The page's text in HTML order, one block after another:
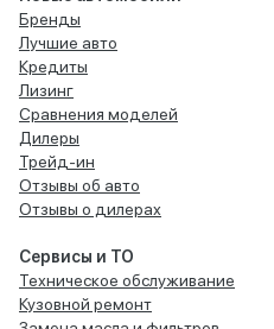
Бренды
Лучшие авто
Кредиты
Лизинг
Сравнения моделей
Дилеры
Трейд-ин
Отзывы об авто
Отзывы о дилерах
Сервисы и ТО
Техническое обслуживание
Кузовной ремонт